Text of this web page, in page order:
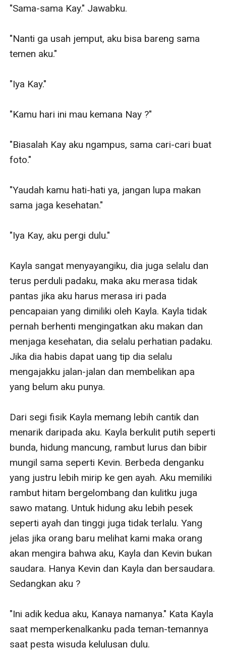
"Sama-sama Kay." Jawabku.
"Nanti ga usah jemput, aku bisa bareng sama
temen aku."
"Iya Kay."
"Kamu hari ini mau kemana Nay ?"
"Biasalah Kay aku ngampus, sama cari-cari buat
foto."
"Yaudah kamu hati-hati ya, jangan lupa makan
sama jaga kesehatan."
"Iya Kay, aku pergi dulu."
Kayla sangat menyayangiku, dia juga selalu dan
terus perduli padaku, maka aku merasa tidak
pantas jika aku harus merasa iri pada
pencapaian yang dimiliki oleh Kayla. Kayla tidak
pernah berhenti mengingatkan aku makan dan
menjaga kesehatan, dia selalu perhatian padaku.
Jika dia habis dapat uang tip dia selalu
mengajakku jalan-jalan dan membelikan apa
yang belum aku punya.
Dari segi fisik Kayla memang lebih cantik dan
menarik daripada aku. Kayla berkulit putih seperti
bunda, hidung mancung, rambut lurus dan bibir
mungil sama seperti Kevin. Berbeda denganku
yang justru lebih mirip ke gen ayah. Aku memiliki
rambut hitam bergelombang dan kulitku juga
sawo matang. Untuk hidung aku lebih pesek
seperti ayah dan tinggi juga tidak terlalu. Yang
jelas jika orang baru melihat kami maka orang
akan mengira bahwa aku, Kayla dan Kevin bukan
saudara. Hanya Kevin dan Kayla dan bersaudara.
Sedangkan aku ?
"Ini adik kedua aku, Kanaya namanya." Kata Kayla
saat memperkenalkanku pada teman-temannya
saat pesta wisuda kelulusan dulu.